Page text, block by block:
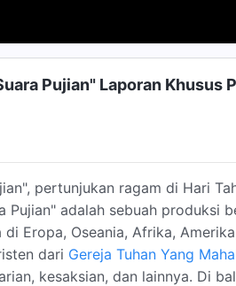
Pujian" Laporan Khusus
pertunjukan ragam di Hari
Pujian" adalah sebuah produksi
Eropa, Oseania, Afrika,
dari Gereja Tuhan Yang
kesaksian, dan lainnya. Di